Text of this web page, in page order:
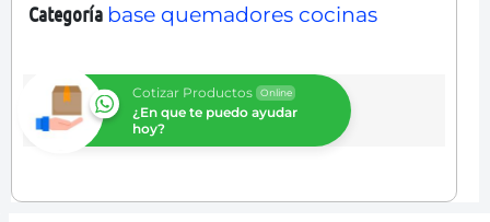
Categoría base quemadores cocinas
Cotizar Productos Online
¿En que te puedo ayudar
hoy?